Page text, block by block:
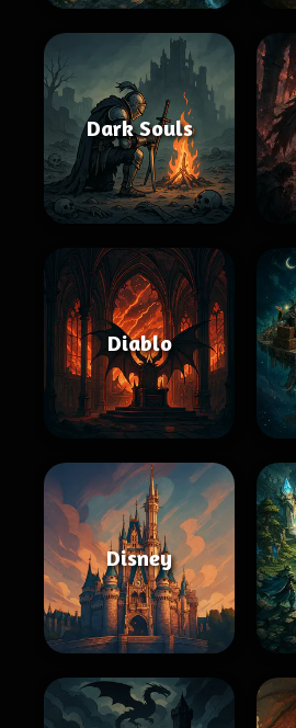
Dark Souls
Diablo
Disney